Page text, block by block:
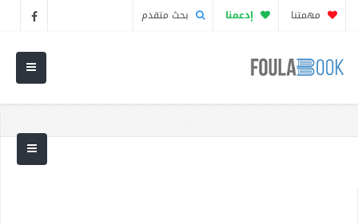
مهمتنا إدعمنا بحث متقدم